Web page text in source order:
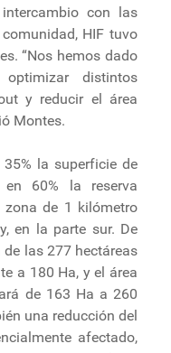
con las
HIF tuvo
“Nos hemos dado
distintos
y reducir el área
Montes.
35% la superficie de
60% la reserva
de 1 kilómetro
en la parte sur. De
las 277 hectáreas
a 180 Ha, y el área
de 163 Ha a 260
una reducción del
afectado,